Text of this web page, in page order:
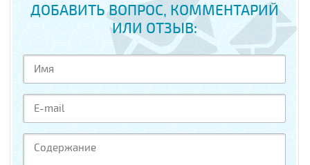
ДОБАВИТЬ ВОПРОС, КОММЕНТАРИЙ
ИЛИ ОТЗЫВ: